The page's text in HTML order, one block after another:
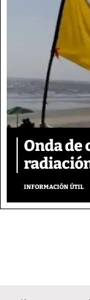
Onda de
INFORMACIÓN ÚTIL